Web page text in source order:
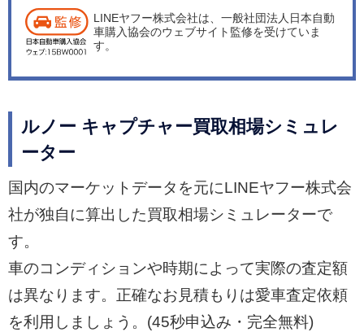
LINEヤフー株式会社は、一般社団法人日本自動
車購入協会のウェブサイト監修を受けていま
す。
ルノー キャプチャー買取相場シミュレ
ーター
国内のマーケットデータを元にLINEヤフー株式会
社が独自に算出した買取相場シミュレーターで
す。
車のコンディションや時期によって実際の査定額
は異なります。正確なお見積もりは愛車査定依頼
を利用しましょう。(45秒申込み・完全無料)